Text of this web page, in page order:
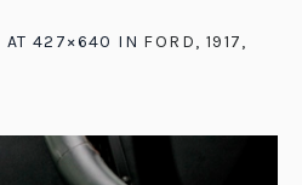
AT 427×640 IN FORD, 1917,